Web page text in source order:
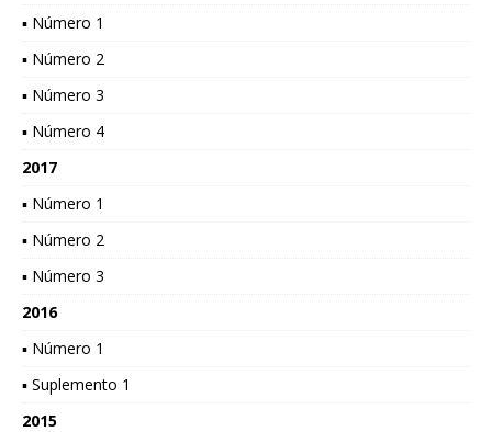
▪ Número 1
▪ Número 2
▪ Número 3
▪ Número 4
2017
▪ Número 1
▪ Número 2
▪ Número 3
2016
▪ Número 1
▪ Suplemento 1
2015